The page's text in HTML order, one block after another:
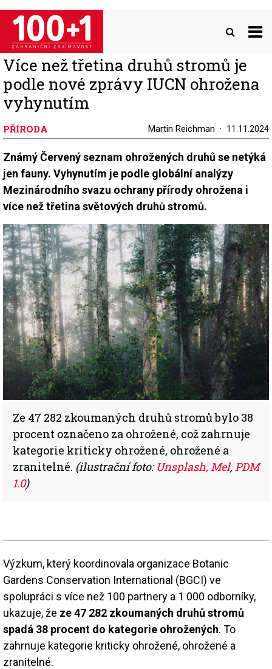
Přejít
hlavnímu
obsahu
Více než třetina druhů stromů je
podle nové zprávy IUCN ohrožena
vyhynutím
PŘÍRODA Martin Reichman 11.11.2024
Známý Červený seznam ohrožených druhů se netýká
jen fauny. Vyhynutím je podle globální analýzy
Mezinárodního svazu ochrany přírody ohrožena i
více než třetina světových druhů stromů.
Ze 47 282 zkoumaných druhů stromů bylo 38
procent označeno za ohrožené, což zahrnuje
kategorie kriticky ohrožené, ohrožené a
zranitelné. (ilustrační foto: Unsplash, Mel, PDM
1.0)
Výzkum, který koordinovala organizace Botanic
Gardens Conservation International (BGCI) ve
spolupráci s více než 100 partnery a 1 000 odborníky,
ukazuje, že ze 47 282 zkoumaných druhů stromů
spadá 38 procent do kategorie ohrožených. To
zahrnuje kategorie kriticky ohrožené, ohrožené a
zranitelné.